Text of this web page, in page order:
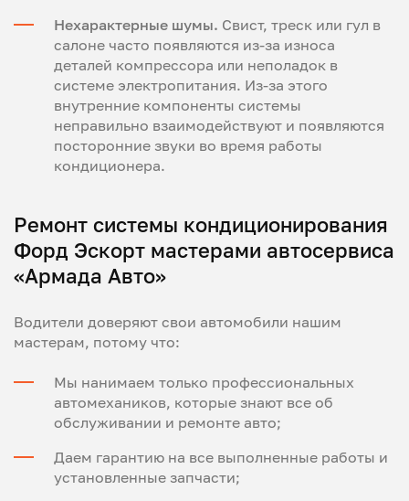
Нехарактерные шумы. Свист, треск или гул в
салоне часто появляются из-за износа
деталей компрессора или неполадок в
системе электропитания. Из-за этого
внутренние компоненты системы
неправильно взаимодействуют и появляются
посторонние звуки во время работы
кондиционера.
Ремонт системы кондиционирования
Форд Эскорт мастерами автосервиса
«Армада Авто»
Водители доверяют свои автомобили нашим
мастерам, потому что:
Мы нанимаем только профессиональных
автомехаников, которые знают все об
обслуживании и ремонте авто;
Даем гарантию на все выполненные работы и
установленные запчасти;